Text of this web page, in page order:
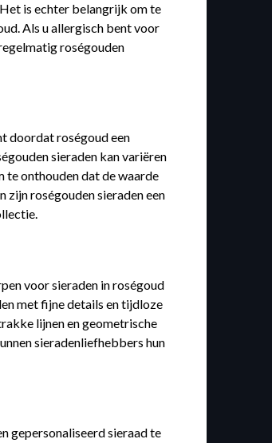
is echter belangrijk om te
Als u allergisch bent voor
roségouden
doordat roségoud een
sieraden kan variëren
te onthouden dat de waarde
zijn roségouden sieraden een
voor sieraden in roségoud
met fijne details en tijdloze
lijnen en geometrische
sieradenliefhebbers hun
gepersonaliseerd sieraad te